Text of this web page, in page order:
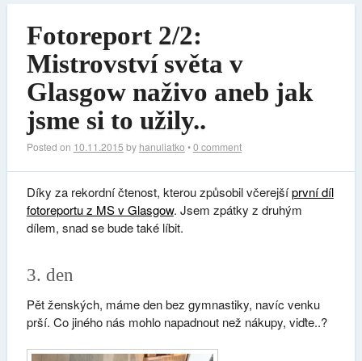
Fotoreport 2/2:
Mistrovství světa v
Glasgow naživo aneb jak
jsme si to užily..
Posted on 10.11.2015 by hanuliatko •0 comment
Díky za rekordní čtenost, kterou způsobil včerejšíprvní díl
fotoreportu z MS v Glasgow. Jsem zpátky z druhým
dílem, snad se bude také líbit.
3. den
Pět ženských, máme den bez gymnastiky, navíc venku
prší. Co jiného nás mohlo napadnout než nákupy, viďte..?